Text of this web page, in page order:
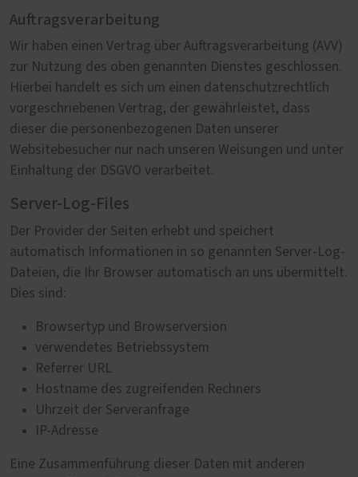
Auftragsverarbeitung
Wir haben einen Vertrag über Auftragsverarbeitung (AVV)
zur Nutzung des oben genannten Dienstes geschlossen.
Hierbei handelt es sich um einen datenschutzrechtlich
vorgeschriebenen Vertrag, der gewährleistet, dass
dieser die personenbezogenen Daten unserer
Websitebesucher nur nach unseren Weisungen und unter
Einhaltung der DSGVO verarbeitet.
Server-Log-Files
Der Provider der Seiten erhebt und speichert
automatisch Informationen in so genannten Server-Log-
Dateien, die Ihr Browser automatisch an uns übermittelt.
Dies sind:
Browsertyp und Browserversion
verwendetes Betriebssystem
Referrer URL
Hostname des zugreifenden Rechners
Uhrzeit der Serveranfrage
IP-Adresse
Eine Zusammenführung dieser Daten mit anderen